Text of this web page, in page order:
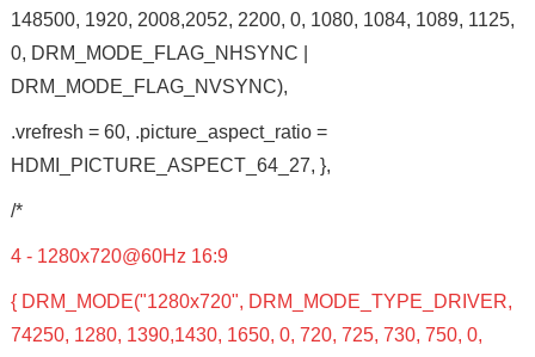
148500, 1920, 2008,2052, 2200, 0, 1080, 1084, 1089, 1125,
0, DRM_MODE_FLAG_NHSYNC |
DRM_MODE_FLAG_NVSYNC),
.vrefresh = 60, .picture_aspect_ratio =
HDMI_PICTURE_ASPECT_64_27, },
/*
4 - 1280x720@60Hz 16:9
{ DRM_MODE("1280x720", DRM_MODE_TYPE_DRIVER,
74250, 1280, 1390,1430, 1650, 0, 720, 725, 730, 750, 0,